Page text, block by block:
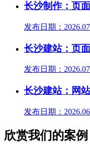
长沙制作：页
发布日期：
长沙建站：页
发布日期：
长沙建站：网
发布日期：
欣赏我们的案例